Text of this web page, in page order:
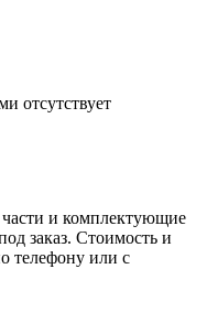
отсутствует
и комплектующие
заказ. Стоимость и
телефону или с